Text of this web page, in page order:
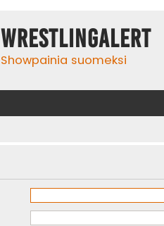
WrestlingAlert
Showpainia suomeksi